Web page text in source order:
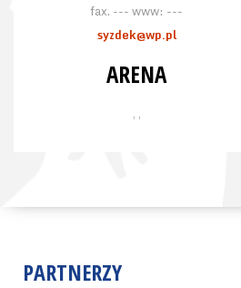
fax. --- www: ---
syzdek@wp.pl
ARENA
, ,
PARTNERZY